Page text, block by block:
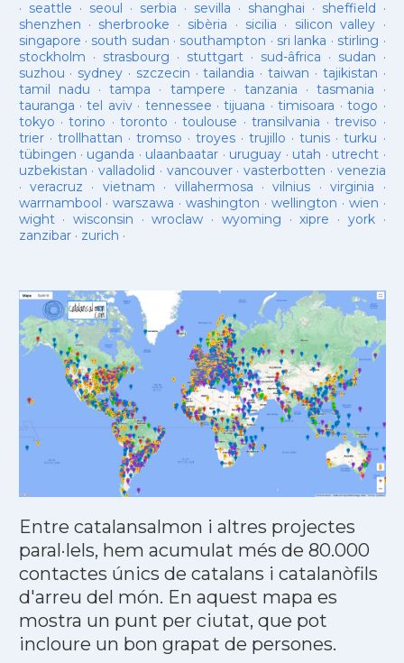
· seattle · seoul · serbia · sevilla · shanghai · sheffield ·
shenzhen · sherbrooke · sibèria · sicilia · silicon valley ·
singapore · south sudan · southampton · sri lanka · stirling ·
stockholm · strasbourg · stuttgart· sud-âfrica · sudan ·
suzhou · sydney · szczecin ·tailandia ·taiwan · tajikistan ·
tamil nadu ·tampa · tampere · tanzania ·tasmania ·
tauranga ·tel aviv· tennessee ·tijuana ·timisoara ·togo ·
tokyo ·torino ·toronto ·toulouse ·transilvania ·treviso ·
trier· trollhattan · tromso · troyes·trujillo ·tunis ·turku ·
tübingen · uganda · ulaanbaatar · uruguay · utah · utrecht ·
uzbekistan · valladolid · vancouver· vasterbotten · venezia
· veracruz · vietnam · villahermosa ·vilnius ·virginia ·
warrnambool ·warszawa ·washington · wellington · wien ·
wight· wisconsin ·wroclaw · wyoming ·xipre · york·
zanzibar· zurich ·
Entre catalansalmon i altres projectes
paral·lels, hem acumulat més de 80.000
contactes únics de catalans i catalanòfils
d'arreu del món. En aquest mapa es
mostra un punt per ciutat, que pot
incloure un bon grapat de persones.